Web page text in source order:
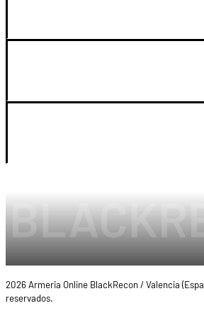
2026 Armeria Online BlackRecon / Valencia
reservados.